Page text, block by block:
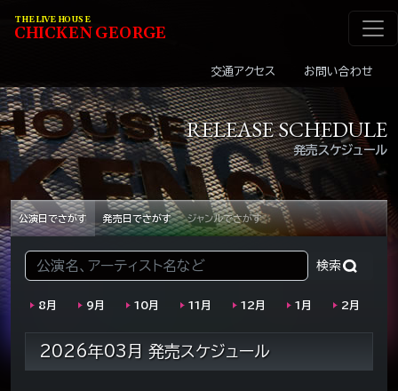
メインナビゲーショ
THE LIVE HOUSE
CHICKENGEORGE
交通アクセス お問い合わせ
発売スケジュール
RELEASE SCHEDULE
公演日でさがす 発売日でさがす ジャンルでさがす
検索:
8月 9月 10月 11月 12月 1月 2月
2026年03月 発売スケジュール